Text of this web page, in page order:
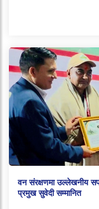
वन संरक्षणमा उल्लेखनीय
प्रमुख सुवेदी सम्मानित